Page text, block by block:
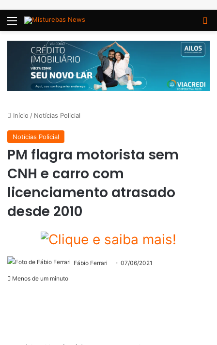
Menu
Início / Notícias Policial
Notícias Policial
PM flagra motorista sem
CNH e carro com
licenciamento atrasado
desde 2010
Fábio Ferrari 07/06/2021
Menos de um minuto